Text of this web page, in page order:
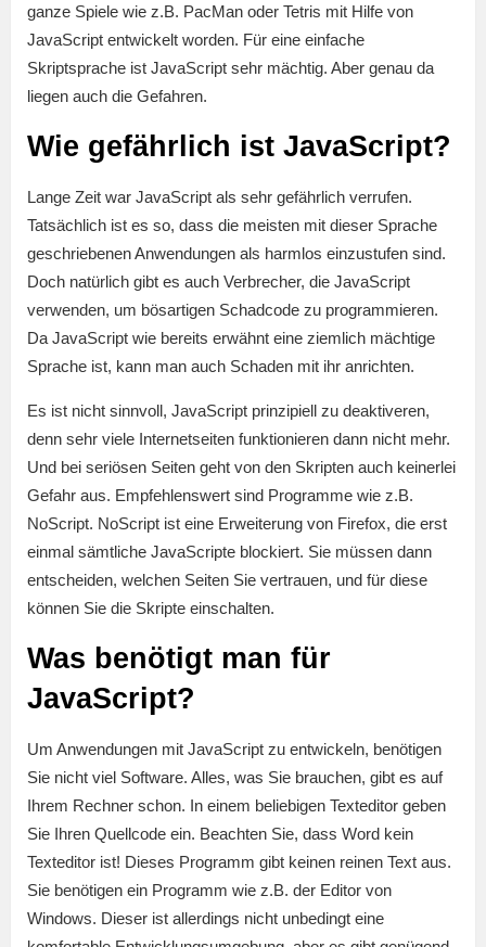
ganze Spiele wie z.B. PacMan oder Tetris mit Hilfe von
JavaScript entwickelt worden. Für eine einfache
Skriptsprache ist JavaScript sehr mächtig. Aber genau da
liegen auch die Gefahren.
Wie gefährlich ist JavaScript?
Lange Zeit war JavaScript als sehr gefährlich verrufen.
Tatsächlich ist es so, dass die meisten mit dieser Sprache
geschriebenen Anwendungen als harmlos einzustufen sind.
Doch natürlich gibt es auch Verbrecher, die JavaScript
verwenden, um bösartigen Schadcode zu programmieren.
Da JavaScript wie bereits erwähnt eine ziemlich mächtige
Sprache ist, kann man auch Schaden mit ihr anrichten.
Es ist nicht sinnvoll, JavaScript prinzipiell zu deaktiveren,
denn sehr viele Internetseiten funktionieren dann nicht mehr.
Und bei seriösen Seiten geht von den Skripten auch keinerlei
Gefahr aus. Empfehlenswert sind Programme wie z.B.
NoScript. NoScript ist eine Erweiterung von Firefox, die erst
einmal sämtliche JavaScripte blockiert. Sie müssen dann
entscheiden, welchen Seiten Sie vertrauen, und für diese
können Sie die Skripte einschalten.
Was benötigt man für
JavaScript?
Um Anwendungen mit JavaScript zu entwickeln, benötigen
Sie nicht viel Software. Alles, was Sie brauchen, gibt es auf
Ihrem Rechner schon. In einem beliebigen Texteditor geben
Sie Ihren Quellcode ein. Beachten Sie, dass Word kein
Texteditor ist! Dieses Programm gibt keinen reinen Text aus.
Sie benötigen ein Programm wie z.B. der Editor von
Windows. Dieser ist allerdings nicht unbedingt eine